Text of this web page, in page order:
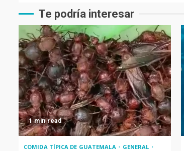
Te podría interesar
1 min read
COMIDA TÍPICA DE GUATEMALA
GENERAL